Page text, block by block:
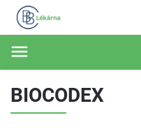
BIOCODEX